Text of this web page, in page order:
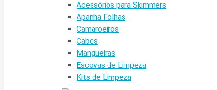
Acessórios para Skimmers
Apanha Folhas
Camaroeiros
Cabos
Mangueiras
Escovas de Limpeza
Kits de Limpeza